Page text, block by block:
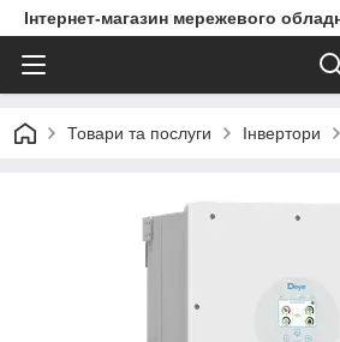
Інтернет-магазин мережевого
Товари та послуги Інвертори